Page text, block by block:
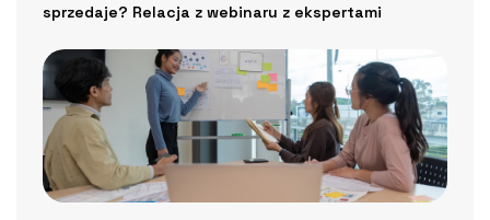
sprzedaje? Relacja z webinaru z ekspertami